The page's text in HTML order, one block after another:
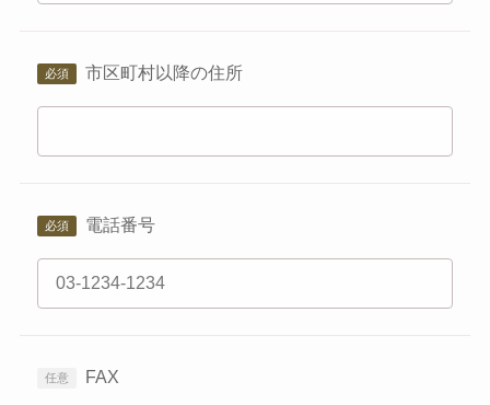
市区町村以降の住所
電話番号
FAX